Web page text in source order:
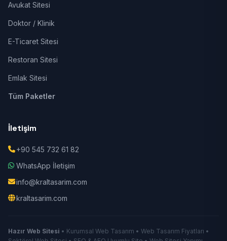
Avukat Sitesi
Doktor / Klinik
E-Ticaret Sitesi
Restoran Sitesi
Emlak Sitesi
Tüm Paketler
İletişim
+90 545 732 61 82
WhatsApp İletişim
info@kraltasarim.com
kraltasarim.com
Hazır Web Sitesi • Kurumsal Web Tasarım • Web Tasarım Fiyatları •